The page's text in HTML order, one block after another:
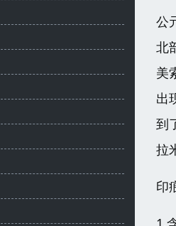
公
北
美
出
到
拉
印